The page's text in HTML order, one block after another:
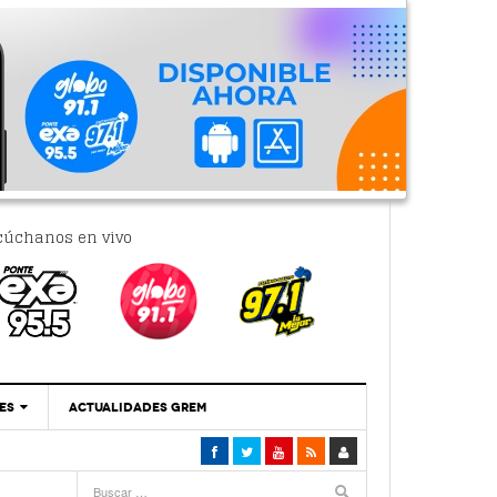
en vivo
‘Se Vale Soñar Con Una Contraloría Ciudadana’
ACTUALIDADES GREM